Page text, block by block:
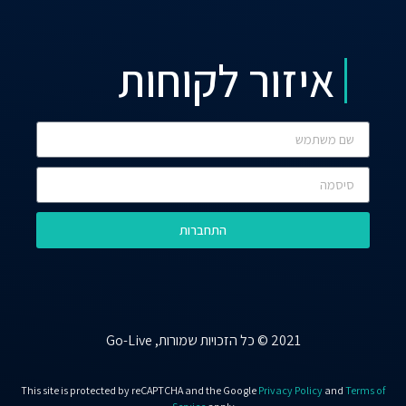
איזור לקוחות
התחברות
2021 © כל הזכויות שמורות, Go-Live
This site is protected by reCAPTCHA and the Google Privacy Policy and Terms of